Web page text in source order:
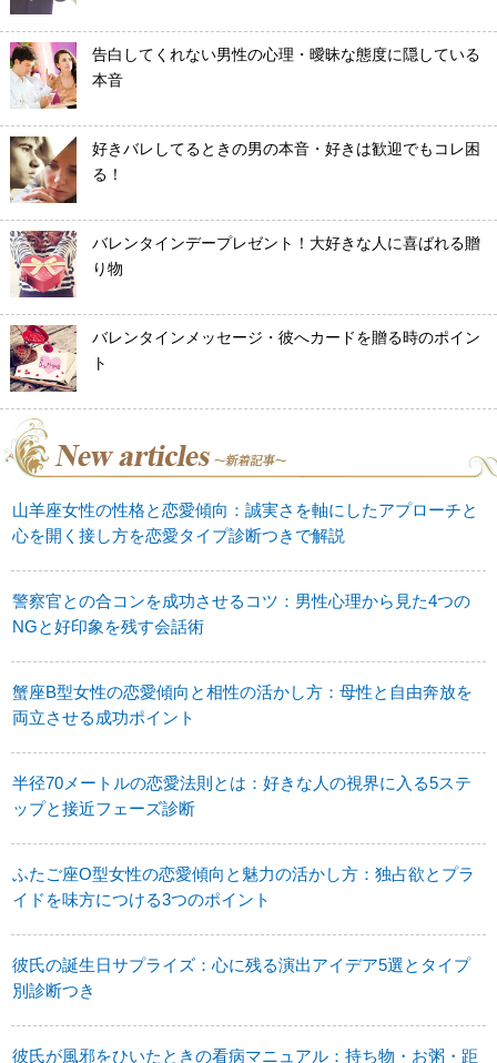
告白してくれない男性の心理・曖昧な態度に隠している
本音
好きバレしてるときの男の本音・好きは歓迎でもコレ困
る！
バレンタインデープレゼント！大好きな人に喜ばれる贈
り物
バレンタインメッセージ・彼へカードを贈る時のポイン
ト
山羊座女性の性格と恋愛傾向：誠実さを軸にしたアプローチと
心を開く接し方を恋愛タイプ診断つきで解説
警察官との合コンを成功させるコツ：男性心理から見た4つの
NGと好印象を残す会話術
蟹座B型女性の恋愛傾向と相性の活かし方：母性と自由奔放を
両立させる成功ポイント
半径70メートルの恋愛法則とは：好きな人の視界に入る5ステ
ップと接近フェーズ診断
ふたご座O型女性の恋愛傾向と魅力の活かし方：独占欲とプラ
イドを味方につける3つのポイント
彼氏の誕生日サプライズ：心に残る演出アイデア5選とタイプ
別診断つき
彼氏が風邪をひいたときの看病マニュアル：持ち物・お粥・距